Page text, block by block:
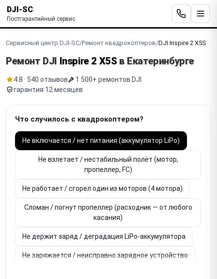
DJI-SC
Постгарантийный сервис
Сервисный центр DJI-SC/Ремонт квадрокоптеров/DJI Inspire 2 X5S
Ремонт DJI Inspire 2 X5S в Екатеринбурге
4.8 · 540 отзывов
1 500+ ремонтов DJI
гарантия 12 месяцев
Что случилось с квадрокоптером?
Не включается / нет питания (аккумулятор LiPo)
Не взлетает / нестабильный полёт (мотор,
пропеллер, FC)
Не работает / сгорел один из моторов (4 мотора)
Сломан / погнут пропеллер (расходник — от любого
касания)
Не держит заряд / деградация LiPo-аккумулятора
Не заряжается / неисправно зарядное устройство